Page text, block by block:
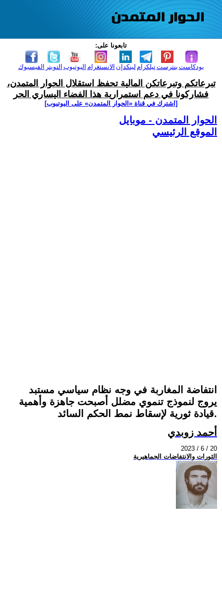
تابعونا على:
الفيسبوك التويتر اليوتيوب الانستغرام لينكدإن تيلكرامبنترست بودكاست
تبرعاتكم وتبرعاتكن المالية تحفظ استقلال الحوار المتمدن،
فشاركونا في دعم استمرارية هذا الفضاء اليساري الحر
[اشترك في قناة ‫«الحوار المتمدن» على اليوتيوب]
الحوار المتمدن - موبايل
الموقع الرئيسي
انتفاضة المغاربة في وجه نظام سياسي مستبد
يروج لنموذج تنموي مضلل أصبحت جاهزة وأهمية
قيادة ثورية لإسقاط نمط الحكم السائد.
أحمد زوبدي
2023 / 6 / 20
الثورات والانتفاضات الجماهيرية